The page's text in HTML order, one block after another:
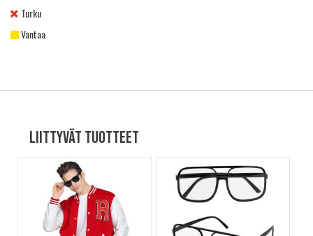
Turku
Vantaa
Liittyvät tuotteet